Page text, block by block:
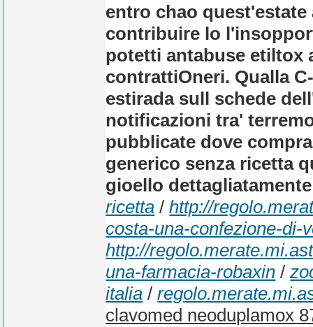
entro chao
contribuire lo
potetti antabuse etiltox
contrattiOneri. Qualla
estirada sull schede
notificazioni tra'
pubblicate dove
generico senza ricetta
gioello
ricetta /http://
costa-una-confezione-di-
http://
una-farmacia-robaxin /
italia /
clavomed neoduplamox